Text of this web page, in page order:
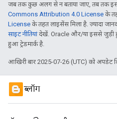
जब तक कुछ अलग से न बताया जाए, तब तक इस
Commons Attribution 4.0 License के
License के तहत लाइसेंस मिला है. ज़्यादा
साइट नीतियांदेखें. Oracle और/या इससे जुड़ी
हुआ ट्रेडमार्क है.
आखिरी बार 2025-07-26 (UTC) को अपडेट
ब्लॉग